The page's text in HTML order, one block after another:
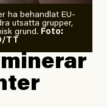
bedömer
händelsen ska
i delar av
vädret
ha behandlat EU-
utsatta grupper,
grund. Foto:
TT